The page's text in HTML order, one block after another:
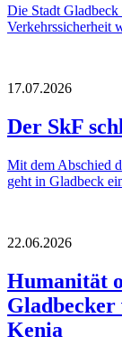
Die Stadt Gladbeck
Verkehrssicherheit
17.07.2026
Der SkF
Mit dem Abschied
geht in Gladbeck
22.06.2026
Humanität
Gladbecker
Kenia